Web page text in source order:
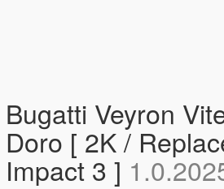
Bugatti Veyron
Doro [ 2K /
Impact 3 ]